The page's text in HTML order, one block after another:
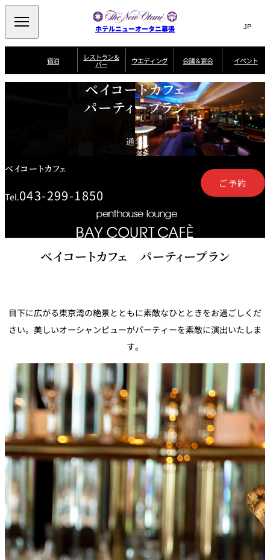
ホテルニューオータニ幕張 Search
サ
ト
内
検
索
窓
を
開
閉
言
切
替
え
メ
ュ
ー
を
開
閉
JP(日本語)
EN
Select Language▼
宿泊
宿
泊
プ
ラ ニューオータニク
ラブ会員限定
スイートご宿泊特
典
誕生日や記念日の
ルームサービス
～ROOM SERVICE
る
質
問
レストラン＆
バー
レス
トラ
ン＆
バー
ビュッフェ
ザ・ラウンジ
山茶花 一心
大観苑
SATSUKI
ラウンジ・バー
ザ・ラウンジ
ベイコートカ
フェ
ガーデンレストラン
Shell the
Garden＜期間
限定＞
ルームサービス
ルームサービ
パーティースペース
ウエディング
ン
トップページ コンセプト
ウエディングスタ
イル
披露宴 料理・ケーキ
よくあるご質問
ホテルへのアクセ
ス
会議＆宴会
選ばれる理由
宴
会
場
一
覧
ン
一
覧
【宴会用】テイク
特
と
ョ
イベント
ベイコートカフェ
パーティープラン
通年
ベイコートカフェ
Tel.043-299-1850
ご予約
ベイコートカフェ パーティープラン
目下に広がる東京湾の絶景とともに素敵なひとときをお過ごしくだ
さい。美しいオーシャンビューがパーティーを素敵に演出いたしま
す。